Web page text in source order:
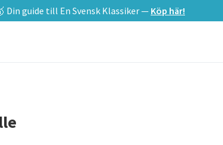
Din guide till En Svensk Klassiker —Köp här!